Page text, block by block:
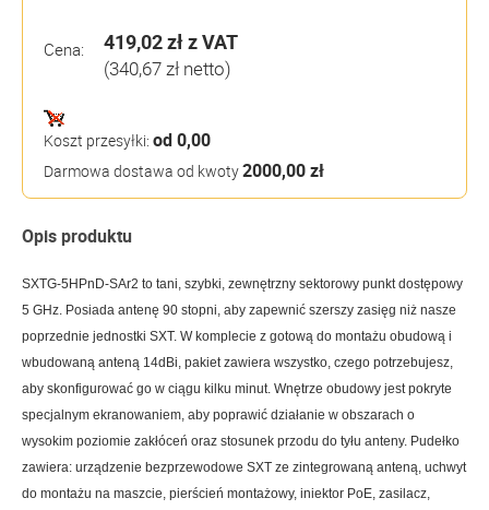
Cena: 419,02 złz VAT
(340,67 zł netto)
Koszt przesyłki: od 0,00
Darmowa dostawa od kwoty2000,00 zł
Opis produktu
SXTG-5HPnD-SAr2 to tani, szybki, zewnętrzny sektorowy punkt dostępowy
5 GHz. Posiada antenę 90 stopni, aby zapewnić szerszy zasięg niż nasze
poprzednie jednostki SXT. W komplecie z gotową do montażu obudową i
wbudowaną anteną 14dBi, pakiet zawiera wszystko, czego potrzebujesz,
aby skonfigurować go w ciągu kilku minut. Wnętrze obudowy jest pokryte
specjalnym ekranowaniem, aby poprawić działanie w obszarach o
wysokim poziomie zakłóceń oraz stosunek przodu do tyłu anteny. Pudełko
zawiera: urządzenie bezprzewodowe SXT ze zintegrowaną anteną, uchwyt
do montażu na maszcie, pierścień montażowy, iniektor PoE, zasilacz,